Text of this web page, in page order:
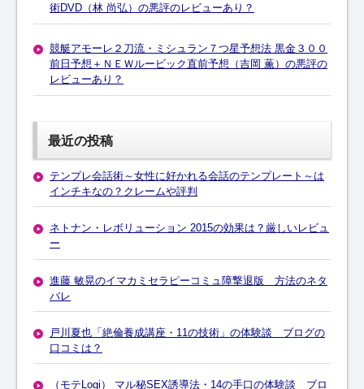
術DVD（林 尚弘）の悪評のレビューあり？
競艇アモーレ２刀流・ミシュラン７つ星予想法 黒金３００
前日予想＋ＮＥＷルービック直前予想（吉岡 薫）の悪評の
レビューあり？
最近の投稿
テンプレ会話術～女性に好かれる会話のテンプレート～は
インチキなの？クレームや評判
ネトナン・レボリューション 2015の効果は？厳しいレビュ
ー
進藤 敏晃のイマカミセラピーコミュ障撃退版 方法のネタ
バレ
戸川夏也「絶倫養成講座・11の技術」の体験談 ブログの
口コミは？
（モテLogi） マル秘SEX誘導法・14の手口の体験談 ブロ